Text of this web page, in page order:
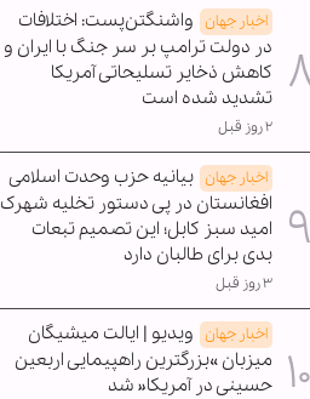
اخبار جهان واشنگتن‌پست: اختلافات
در دولت ترامپ بر سر جنگ با ایران و
کاهش ذخایر تسلیحاتی آمریکا
تشدید شده است
۲ روز قبل
اخبار جهان بیانیه حزب وحدت اسلامی
افغانستان در پی دستور تخلیه شهرک
امید سبز کابل؛ این تصمیم تبعات
بدی برای طالبان دارد
۳ روز قبل
اخبار جهان ویدیو | ایالت میشیگان
میزبان »بزرگترین راهپیمایی اربعین
حسینی در آمریکا« شد